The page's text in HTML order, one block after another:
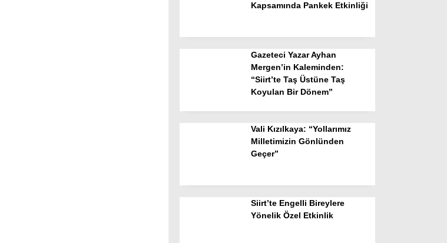
Kapsamında Pankek Etkinliği
Gazeteci Yazar Ayhan
Mergen’in Kaleminden:
“Siirt’te Taş Üstüne Taş
Koyulan Bir Dönem”
Vali Kızılkaya: “Yollarımız
Milletimizin Gönlünden
Geçer”
Siirt’te Engelli Bireylere
Yönelik Özel Etkinlik